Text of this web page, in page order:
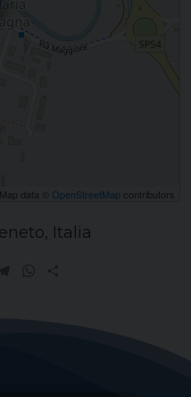
Map data © OpenStreetMap contributors
Italia